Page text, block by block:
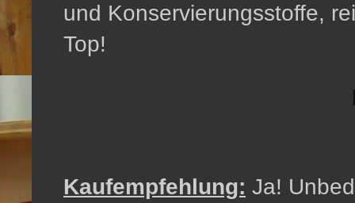
und Konservierungsstoffe,
Top!
Kaufempfehlung: Ja!